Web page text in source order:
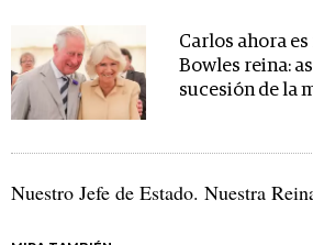
Carlos ahora
Bowles reina:
sucesión de la
Nuestro Jefe de Estado. Nuestra